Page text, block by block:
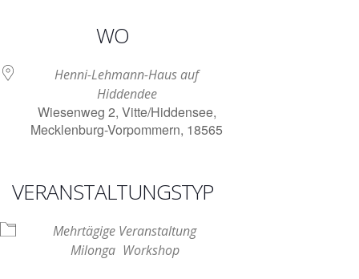
WO
Henni-Lehmann-Haus auf
Hiddendee
Wiesenweg 2, Vitte/Hiddensee,
Mecklenburg-Vorpommern, 18565
VERANSTALTUNGSTYP
Mehrtägige Veranstaltung
Milonga Workshop